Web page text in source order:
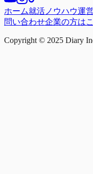
ホーム就活ノウハウ運
問い合わせ企業の方は
Copyright © 2025 Diary